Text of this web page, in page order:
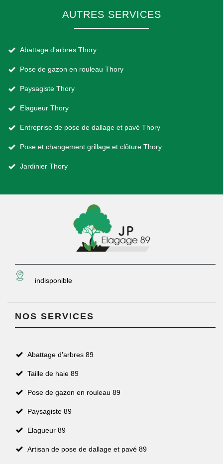
AUTRES SERVICES
Abattage d'arbres Thory
Pose de gazon en rouleau Thory
Paysagiste Thory
Elagueur Thory
Entreprise de pose de dallage et pavé Thory
Pose et changement grillage et clôture Thory
Jardinier Thory
indisponible
NOS SERVICES
Abattage d'arbres 89
Taille de haie 89
Pose de gazon en rouleau 89
Paysagiste 89
Elagueur 89
Artisan de pose de dallage et pavé 89